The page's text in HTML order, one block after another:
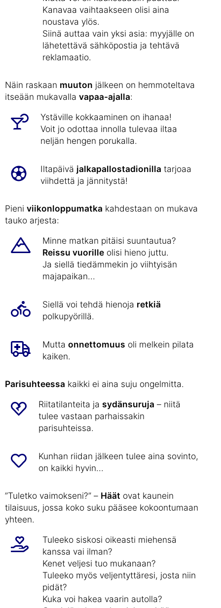
Kanavaa vaihtaakseen olisi aina
noustava ylös.
Siinä auttaa vain yksi asia: myyjälle on
lähetettävä sähköpostia ja tehtävä
reklamaatio.
Näin raskaan muuton jälkeen on hemmoteltava
itseään mukavalla vapaa-ajalla:
Ystäville kokkaaminen on ihanaa!
Voit jo odottaa innolla tulevaa iltaa
neljän hengen porukalla.
Iltapäivä jalkapallostadionilla tarjoaa
viihdettä ja jännitystä!
Pieni viikonloppumatka kahdestaan on mukava
tauko arjesta:
Minne matkan pitäisi suuntautua?
Reissu vuorille olisi hieno juttu.
Ja siellä tiedämmekin jo viihtyisän
majapaikan...
Siellä voi tehdä hienoja retkiä
polkupyörillä.
Mutta onnettomuus oli melkein pilata
kaiken.
Parisuhteessa kaikki ei aina suju ongelmitta.
Riitatilanteita ja sydänsuruja – niitä
tulee vastaan parhaissakin
parisuhteissa.
Kunhan riidan jälkeen tulee aina sovinto,
on kaikki hyvin...
”Tuletko vaimokseni?” – Häät ovat kaunein
tilaisuus, jossa koko suku pääsee kokoontumaan
yhteen.
Tuleeko siskosi oikeasti miehensä
kanssa vai ilman?
Kenet veljesi tuo mukanaan?
Tuleeko myös veljentyttäresi, josta niin
pidät?
Kuka voi hakea vaarin autolla?